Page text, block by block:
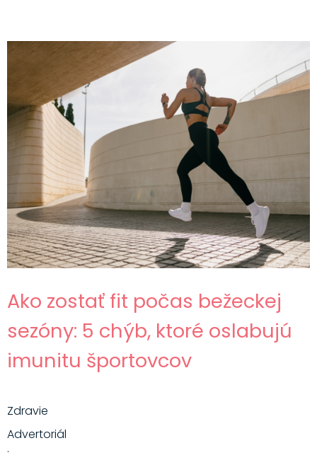
Ako zostať fit počas bežeckej
sezóny: 5 chýb, ktoré oslabujú
imunitu športovcov
Zdravie
Advertoriál
·